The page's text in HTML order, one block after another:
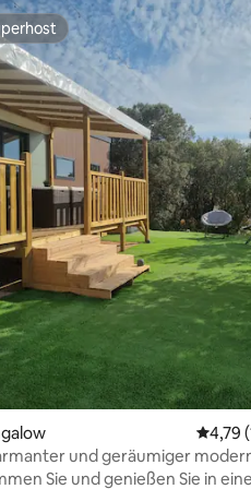
4,79
und geräumiger
Sie und genießen Sie in